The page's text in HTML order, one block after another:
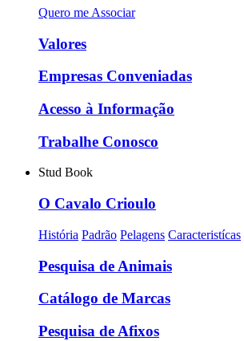
Quero me Associar
Valores
Empresas Conveniadas
Acesso à Informação
Trabalhe Conosco
Stud Book
O Cavalo Crioulo
História Padrão Pelagens Caracteristícas
Pesquisa de Animais
Catálogo de Marcas
Pesquisa de Afixos